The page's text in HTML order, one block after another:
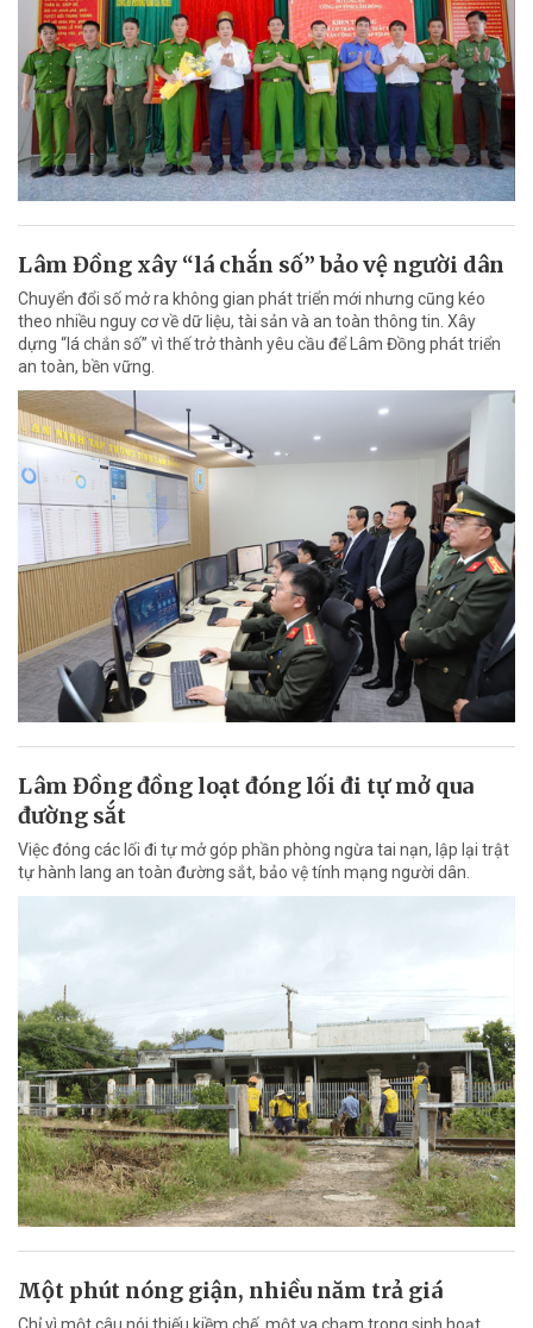
Lâm Đồng xây “lá chắn số” bảo vệ người dân
Chuyển đổi số mở ra không gian phát triển mới nhưng cũng kéo
theo nhiều nguy cơ về dữ liệu, tài sản và an toàn thông tin. Xây
dựng “lá chắn số” vì thế trở thành yêu cầu để Lâm Đồng phát triển
an toàn, bền vững.
Lâm Đồng đồng loạt đóng lối đi tự mở qua
đường sắt
Việc đóng các lối đi tự mở góp phần phòng ngừa tai nạn, lập lại trật
tự hành lang an toàn đường sắt, bảo vệ tính mạng người dân.
Một phút nóng giận, nhiều năm trả giá